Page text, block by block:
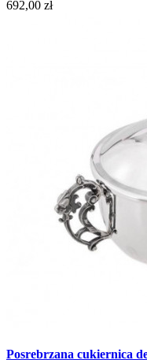
692,00 zł
Posrebrzana cukiernica